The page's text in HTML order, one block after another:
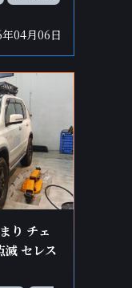
04月06日
り チェ
滅 セレス